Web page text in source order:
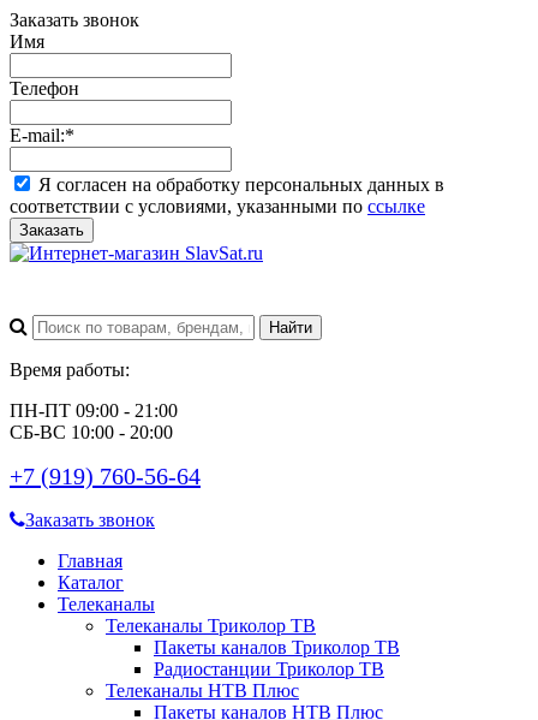
Заказать звонок
Имя
Телефон
E-mail:*
Я согласен на обработку персональных данных в
соответствии с условиями, указанными по ссылке
Заказать
Время работы:
ПН-ПТ 09:00 - 21:00
СБ-ВС 10:00 - 20:00
+7 (919) 760-56-64
Заказать звонок
Главная
Каталог
Телеканалы
Телеканалы Триколор ТВ
Пакеты каналов Триколор ТВ
Радиостанции Триколор ТВ
Телеканалы НТВ Плюс
Пакеты каналов НТВ Плюс